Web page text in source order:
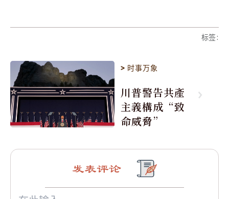
标签:
> 时事万象
川普警告共產
主義構成“致
命威脅”
发表评论